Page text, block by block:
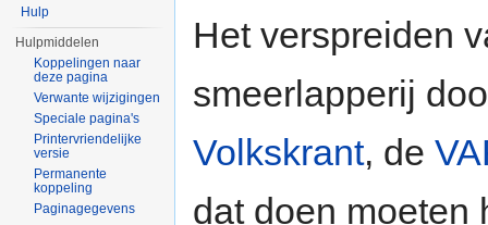
Het verspreiden
smeerlapperij
Volkskrant, de
dat doen
Hulp
Hulpmiddelen
Koppelingen naar
deze pagina
Verwante wijzigingen
Speciale pagina's
Printervriendelijke
versie
Permanente
koppeling
Paginagegevens